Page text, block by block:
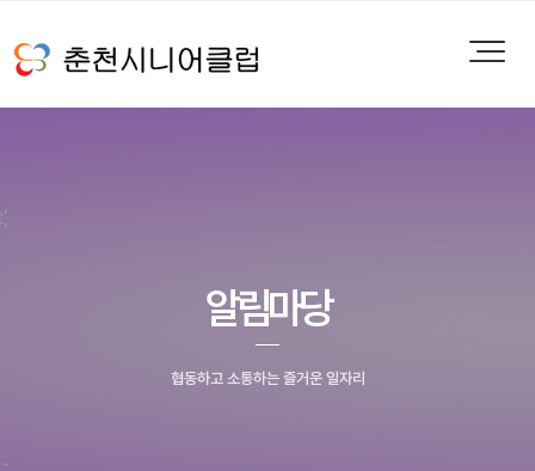
알림마당
협동하고 소통하는 즐거운 일자리